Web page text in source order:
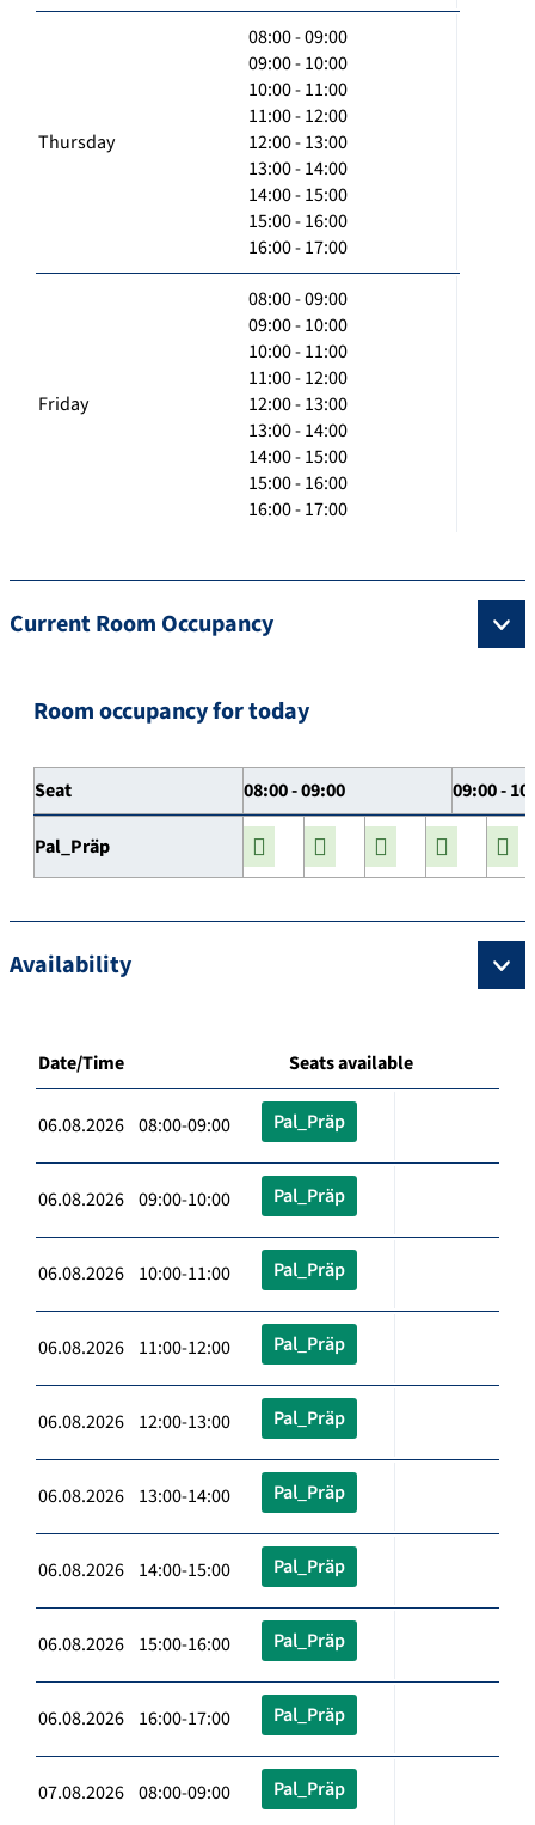
Thursday
08:00 - 09:00
09:00 - 10:00
10:00 - 11:00
11:00 - 12:00
12:00 - 13:00
13:00 - 14:00
14:00 - 15:00
15:00 - 16:00
16:00 - 17:00
Friday
08:00 - 09:00
09:00 - 10:00
10:00 - 11:00
11:00 - 12:00
12:00 - 13:00
13:00 - 14:00
14:00 - 15:00
15:00 - 16:00
16:00 - 17:00
Current Room Occupancy
Room occupancy for today
Seat 08:00 - 09:00 09:00 -
Pal_Präp
Availability
Date/Time Seats available
06.08.2026 08:00-09:00 Pal_Präp
06.08.2026 09:00-10:00 Pal_Präp
06.08.2026 10:00-11:00 Pal_Präp
06.08.2026 11:00-12:00 Pal_Präp
06.08.2026 12:00-13:00 Pal_Präp
06.08.2026 13:00-14:00 Pal_Präp
06.08.2026 14:00-15:00 Pal_Präp
06.08.2026 15:00-16:00 Pal_Präp
06.08.2026 16:00-17:00 Pal_Präp
07.08.2026 08:00-09:00 Pal_Präp